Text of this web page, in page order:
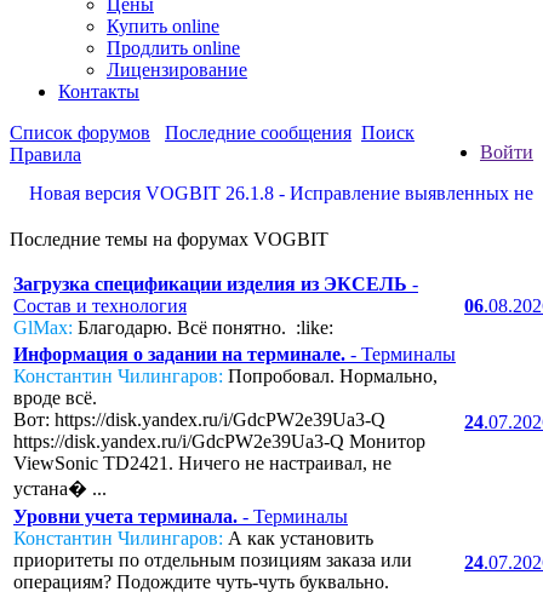
Цены
Купить online
Продлить online
Лицензирование
Контакты
Войти
Список форумов Последние сообщения Поиск
Правила
версия VOGBIT 26.1.8 - Исправление выявленных
Последние темы на форумах VOGBIT
Загрузка спецификации изделия из ЭКСЕЛЬ -
Состав и технология
GlMax: Благодарю. Всё понятно. :like:
06
Информация о задании на терминале. - Терминалы
Константин Чилингаров: Попробовал. Нормально,
вроде всё.
Вот: https://disk.yandex.ru/i/GdcPW2e39Ua3-Q
https://disk.yandex.ru/i/GdcPW2e39Ua3-Q Монитор
ViewSonic TD2421. Ничего не настраивал, не
устана� ...
24
Уровни учета терминала. - Терминалы
Константин Чилингаров: А как установить
приоритеты по отдельным позициям заказа или
операциям? Подождите чуть-чуть буквально.
24